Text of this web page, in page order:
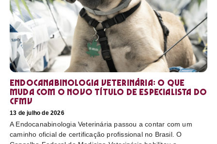
Endocanabinologia Veterinária: o que
muda com o novo título de especialista do
CFMV
13 de julho de 2026
A Endocanabinologia Veterinária passou a contar com um
caminho oficial de certificação profissional no Brasil. O